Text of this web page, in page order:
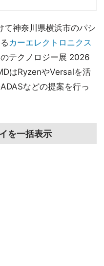
神奈川県横浜市のパシ
カーエレクトロニクス
テクノロジー展 2026
はRyzenやVersalを活
などの提案を行っ
を一括表示